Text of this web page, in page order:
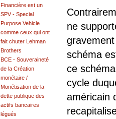
ne
schéma
ce
cycle
américain
Financière est un
SPV - Special
Purpose Vehicle
comme ceux qui ont
fait chuter Lehman
Brothers
BCE - Souveraineté
de la Création
monétaire /
Monétisation de la
dette publique des
actifs bancaires
légués